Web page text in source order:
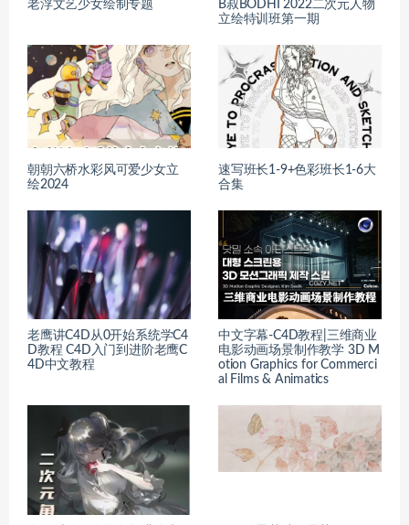
老浮文艺少女绘制专题
B叔BODHI 2022二次元人物
立绘特训班第一期
朝朝六桥水彩风可爱少女立
绘2024
速写班长1-9+色彩班长1-6大
合集
老鹰讲C4D从0开始系统学C4
D教程 C4D入门到进阶老鹰C
4D中文教程
中文字幕-C4D教程|三维商业
电影动画场景制作教学 3D M
otion Graphics for Commerci
al Films & Animatics